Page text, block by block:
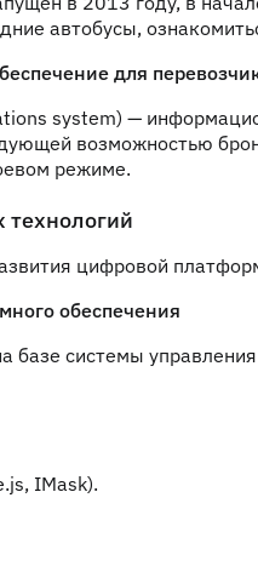
автобусы,
для
system) —
возможностью
режиме.
технологий
цифровой
обеспечения
базе системы
IMask).